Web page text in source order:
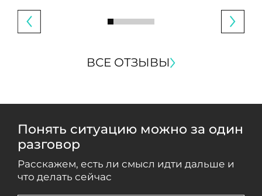
ВСЕ ОТЗЫВЫ
Понять ситуацию можно за один
разговор
Расскажем, есть ли смысл идти дальше и
что делать сейчас